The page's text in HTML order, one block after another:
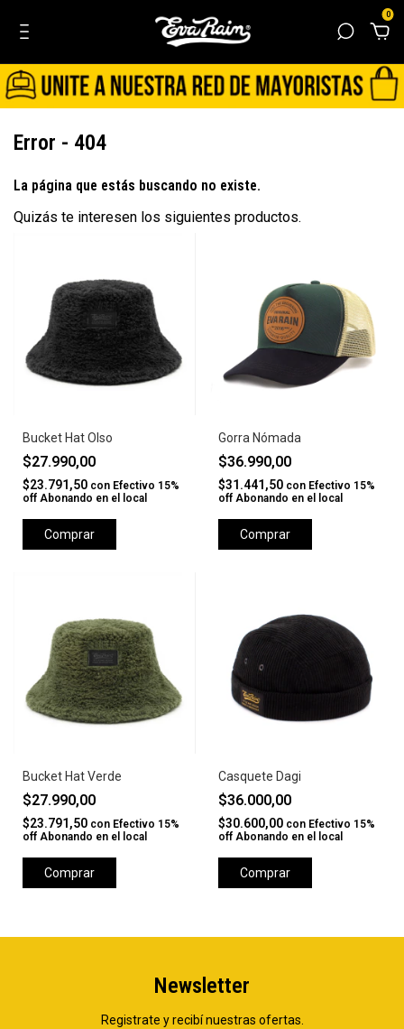
0
Error - 404
La página que estás buscando no existe.
Quizás te interesen los siguientes productos.
Bucket Hat Olso
$27.990,00
$23.791,50 con Efectivo 15%
off Abonando en el local
Comprar
Gorra Nómada
$36.990,00
$31.441,50 con Efectivo 15%
off Abonando en el local
Comprar
Bucket Hat Verde
$27.990,00
$23.791,50 con Efectivo 15%
off Abonando en el local
Comprar
Casquete Dagi
$36.000,00
$30.600,00 con Efectivo 15%
off Abonando en el local
Comprar
Newsletter
Registrate y recibí nuestras ofertas.